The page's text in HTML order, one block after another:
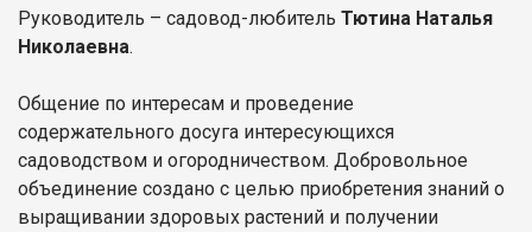
Руководитель – садовод-любитель Тютина Наталья
Николаевна.
Общение по интересам и проведение
содержательного досуга интересующихся
садоводством и огородничеством. Добровольное
объединение создано с целью приобретения знаний о
выращивании здоровых растений и получении